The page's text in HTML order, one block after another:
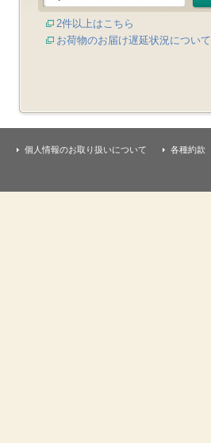
2件以上はこちら
お荷物のお届け遅延状況について
個人情報のお取り扱いについて 各種約款